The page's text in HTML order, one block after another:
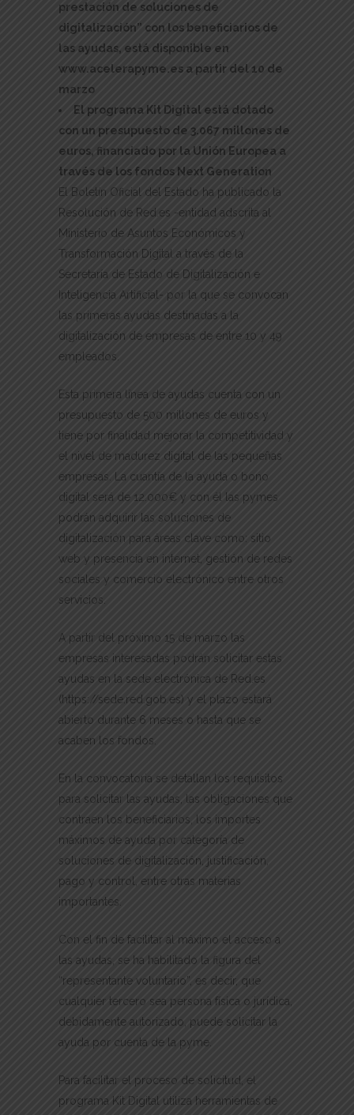
prestación de soluciones de
digitalización” con los beneficiarios de
las ayudas, está disponible en
www.acelerapyme.es a partir del 10 de
marzo
El programa Kit Digital está dotado
con un presupuesto de 3.067 millones de
euros, financiado por la Unión Europea a
través de los fondos Next Generation
El Boletín Oficial del Estado ha publicado la
Resolución de Red.es -entidad adscrita al
Ministerio de Asuntos Económicos y
Transformación Digital a través de la
Secretaría de Estado de Digitalización e
Inteligencia Artificial- por la que se convocan
las primeras ayudas destinadas a la
digitalización de empresas de entre 10 y 49
empleados.
Esta primera línea de ayudas cuenta con un
presupuesto de 500 millones de euros y
tiene por finalidad mejorar la competitividad y
el nivel de madurez digital de las pequeñas
empresas. La cuantía de la ayuda o bono
digital será de 12.000€ y con él las pymes
podrán adquirir las soluciones de
digitalización para áreas clave como: sitio
web y presencia en internet, gestión de redes
sociales y comercio electrónico entre otros
servicios.
A partir del próximo 15 de marzo las
empresas interesadas podrán solicitar estas
ayudas en la sede electrónica de Red.es
(https://sede.red.gob.es) y el plazo estará
abierto durante 6 meses o hasta que se
acaben los fondos.
En la convocatoria se detallan los requisitos
para solicitar las ayudas, las obligaciones que
contraen los beneficiarios, los importes
máximos de ayuda por categoría de
soluciones de digitalización, justificación,
pago y control, entre otras materias
importantes.
Con el fin de facilitar al máximo el acceso a
las ayudas, se ha habilitado la figura del
“representante voluntario”, es decir, que
cualquier tercero sea persona física o jurídica,
debidamente autorizado, puede solicitar la
ayuda por cuenta de la pyme.
Para facilitar el proceso de solicitud, el
programa Kit Digital utiliza herramientas de